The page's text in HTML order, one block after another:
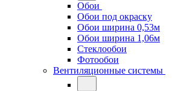
Обои
Обои под окраску
Обои ширина 0,53м
Обои ширина 1,06м
Стеклообои
Фотообои
Вентиляционные системы